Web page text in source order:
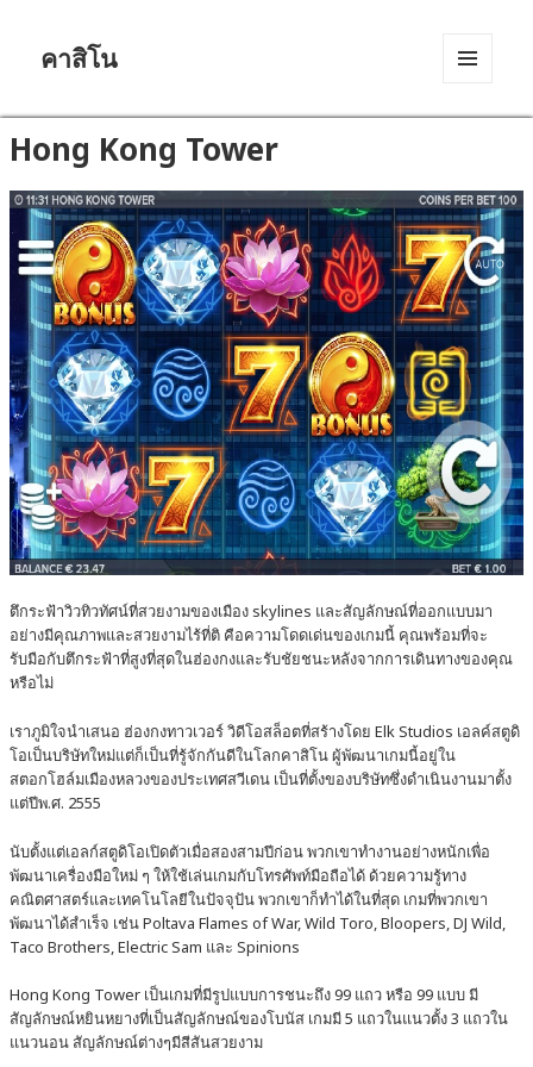
คาสิโน
AND
Hong Kong Tower
ตึกระฟ้าวิวทิวทัศน์ที่สวยงามของเมือง skylines และสัญลักษณ์ที่ออกแบบมา
อย่างมีคุณภาพและสวยงามไร้ที่ติ คือความโดดเด่นของเกมนี้ คุณพร้อมที่จะ
รับมือกับตึกระฟ้าที่สูงที่สุดในฮ่องกงและรับชัยชนะหลังจากการเดินทางของคุณ
หรือไม่
เราภูมิใจนำเสนอ ฮ่องกงทาวเวอร์ วิดีโอสล็อตที่สร้างโดย Elk Studios เอลค์สตูดิ
โอเป็นบริษัทใหม่แต่ก็เป็นที่รู้จักกันดีในโลกคาสิโน ผู้พัฒนาเกมนี้อยู่ใน
สตอกโฮล์มเมืองหลวงของประเทศสวีเดน เป็นที่ตั้งของบริษัทซึ่งดำเนินงานมาตั้ง
แต่ปีพ.ศ. 2555
นับตั้งแต่เอลก์สตูดิโอเปิดตัวเมื่อสองสามปีก่อน พวกเขาทำงานอย่างหนักเพื่อ
พัฒนาเครื่องมือใหม่ ๆ ให้ใช้เล่นเกมกับโทรศัพท์มือถือได้ ด้วยความรู้ทาง
คณิตศาสตร์และเทคโนโลยีในปัจจุปัน พวกเขาก็ทำได้ในที่สุด เกมที่พวกเขา
พัฒนาได้สำเร็จ เช่น Poltava Flames of War, Wild Toro, Bloopers, DJ Wild,
Taco Brothers, Electric Sam และ Spinions
Hong Kong Tower เป็นเกมที่มีรูปแบบการชนะถึง 99 แถว หรือ 99 แบบ มี
สัญลักษณ์หยินหยางที่เป็นสัญลักษณ์ของโบนัส เกมมี 5 แถวในแนวตั้ง 3 แถวใน
แนวนอน สัญลักษณ์ต่างๆมีสีสันสวยงาม